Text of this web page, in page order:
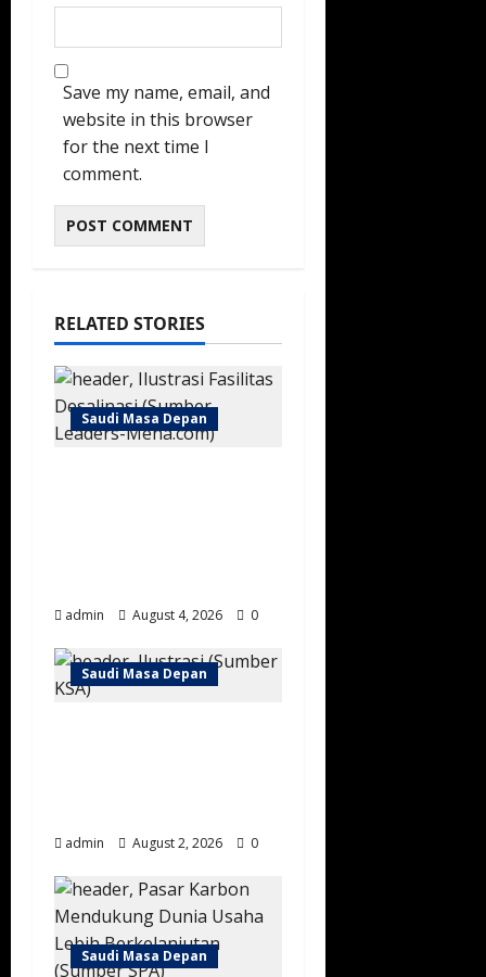
Save my name, email, and
website in this browser
for the next time I
comment.
RELATED STORIES
Saudi Masa Depan
admin August 4, 2026 0
Saudi Masa Depan
admin August 2, 2026 0
Saudi Masa Depan